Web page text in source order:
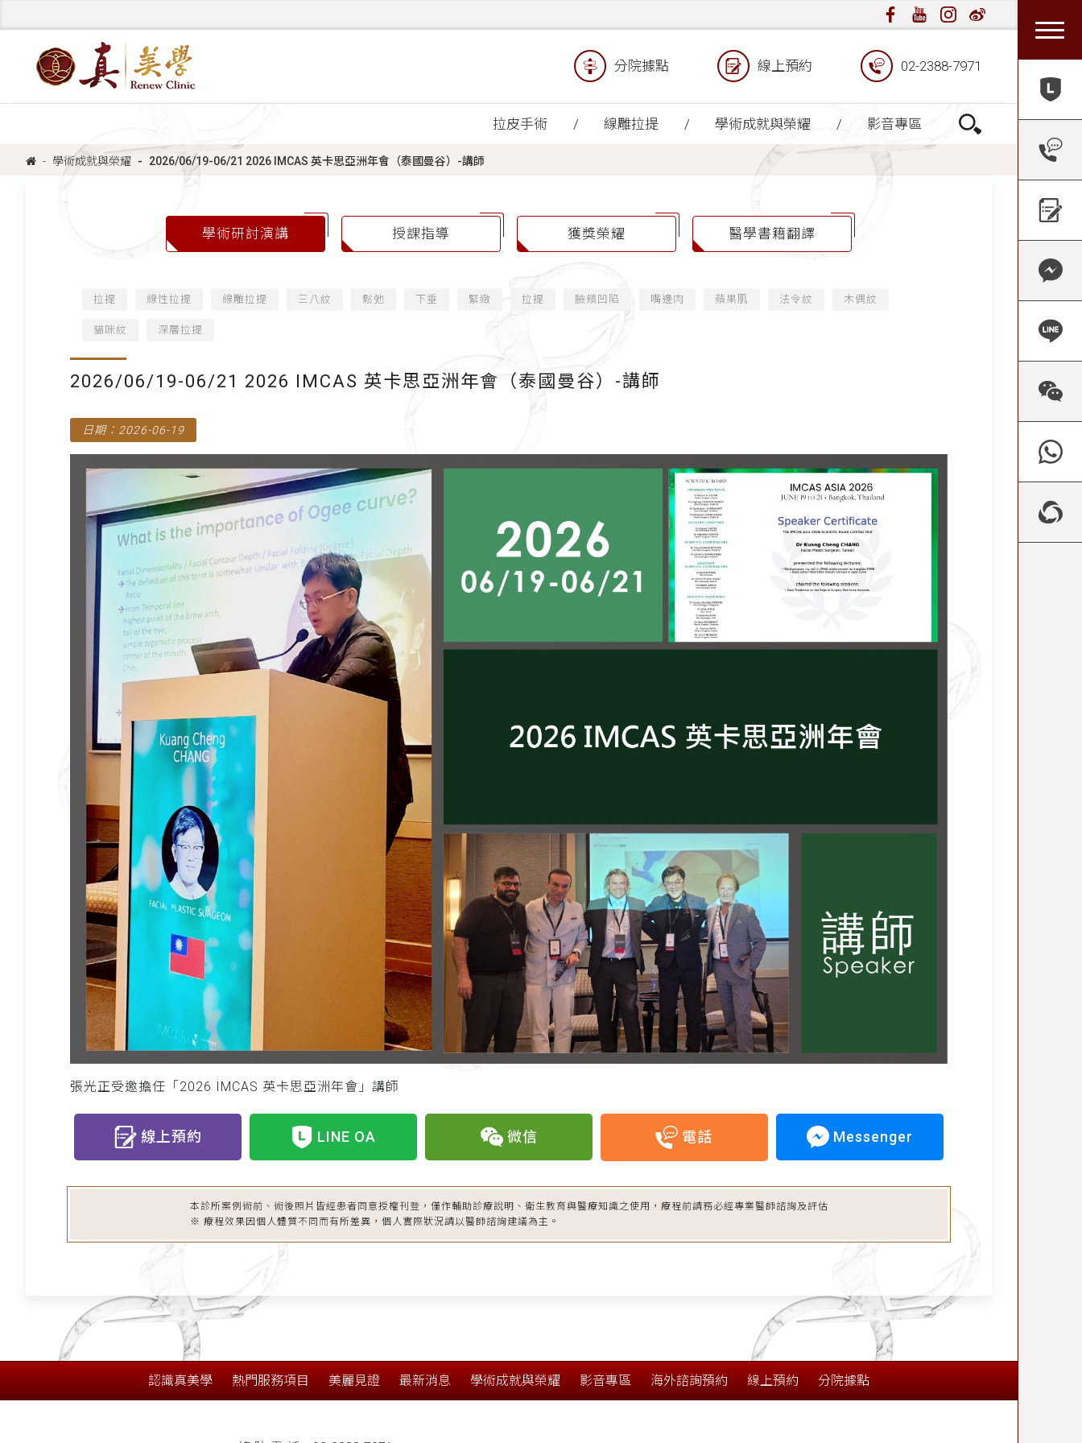
分院據點 線上預約 02-2388-7971
拉皮手術 線雕拉提 學術成就與榮耀 影音專區
學術成就與榮耀 2026/06/19-06/21 2026 IMCAS 英卡思亞洲年會（泰國曼谷）-講師
學術研討演講 授課指導 獲獎榮耀 醫學書籍翻譯
拉提 線性拉提 線雕拉提 三八紋 鬆弛 下垂 緊緻 拉提 臉頰凹陷 嘴邊肉 蘋果肌 法令紋 木偶紋
貓咪紋 深層拉提
2026/06/19-06/21 2026 IMCAS 英卡思亞洲年會（泰國曼谷）-講師
日期：2026-06-19
張光正受邀擔任「2026 IMCAS 英卡思亞洲年會」講師
線上預約 LINE OA 微信 電話 Messenger
本診所案例術前、術後照片皆經患者同意授權刊登，僅作輔助診療說明、衛生教育與醫療知識之使用，療程前請務必經專業醫師諮詢及評估
※ 療程效果因個人體質不同而有所差異，個人實際狀況請以醫師諮詢建議為主。
認識真美學 熱門服務項目 美麗見證 最新消息 學術成就與榮耀 影音專區 海外諮詢預約 線上預約 分院據點